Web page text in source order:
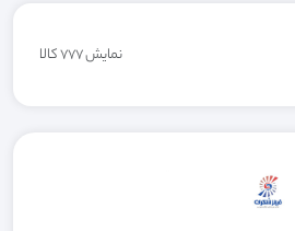
نمایش 777 کالا